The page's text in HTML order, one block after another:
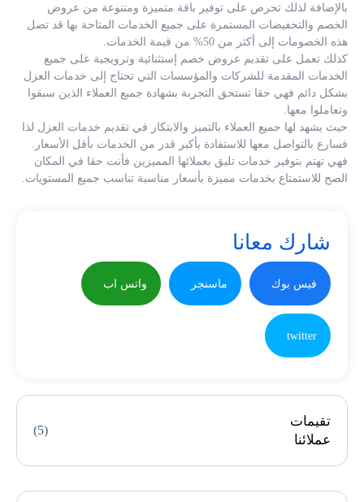
بالإضافة لذلك تحرص على توفير باقة متميزة ومتنوعة من عروض
الخصم والتخفيضات المستمرة على جميع الخدمات المتاحة بها قد تصل
هذه الخصومات إلى أكثر من 50% من قيمة الخدمات.
كذلك تعمل على تقديم عروض خصم إستثنائية وترويجية على جميع
الخدمات المقدمة للشركات والمؤسسات التي تحتاج إلى خدمات العزل
بشكل دائم فهي حقا تستحق التجربة بشهادة جميع العملاء الذين سبقوا
وتعاملوا معها.
حيث يشهد لها جميع العملاء بالتميز والابتكار في تقديم خدمات العزل لذا
فسارع بالتواصل معها للاستفادة بأكبر قدر من الخدمات بأقل الأسعار.
فهي تهتم بتوفير خدمات تليق بعملائها المميزين فأنت حقا في المكان
الصح للاستمتاع بخدمات مميزة بأسعار مناسبة تناسب جميع المستويات.
شارك معانا
فيس بوك ماسنجر واتس اب
twitter
تقيمات
عملائنا
(5)